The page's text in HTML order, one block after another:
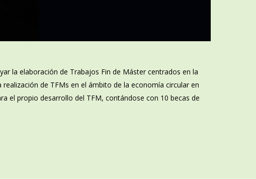
la elaboración de Trabajos Fin de Máster centrados en la
de TFMs en el ámbito de la economía circular en
el propio desarrollo del TFM, contándose con 10 becas de